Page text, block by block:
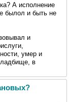
А исполнение
былол и быть не
и
умер и
в